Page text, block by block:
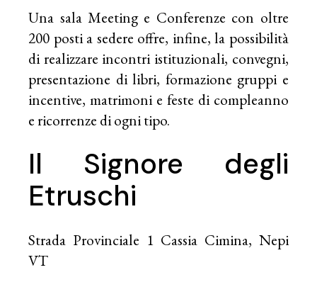
Una sala Meeting e Conferenze con oltre
200 posti a sedere offre, infine, la possibilità
di realizzare incontri istituzionali, convegni,
presentazione di libri, formazione gruppi e
incentive, matrimoni e feste di compleanno
e ricorrenze di ogni tipo.
Il Signore degli
Etruschi
Strada Provinciale 1 Cassia Cimina, Nepi
VT